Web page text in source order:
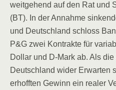
weit­ge­hend auf den Rat und
(BT). In der Annah­me
und Deutsch­land schloss
P&G zwei Kon­trak­te für
Dol­lar und D‑Mark ab. Als
Deutsch­land wider Erwar­ten
erhoff­ten Gewinn ein rea­ler